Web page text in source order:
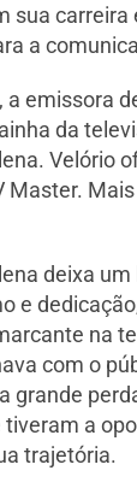
sua carreira
a
a emissora
da
Velório
Master.
deixa
e
na
com o
grande
tiveram a
trajetória.